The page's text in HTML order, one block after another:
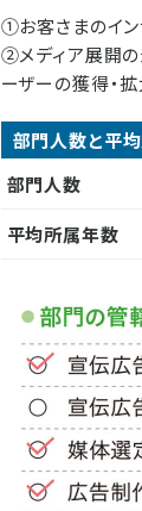
①お客さまのイン
②メディア展開の
ーザーの獲得・
部門人数と平
部門人数
平均所属年数